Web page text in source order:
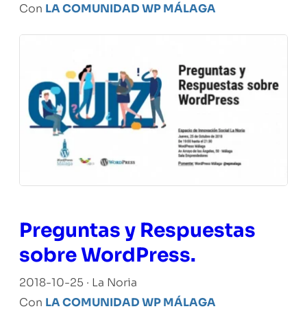
Con LA COMUNIDAD WP MÁLAGA
Preguntas y Respuestas
sobre WordPress.
2018-10-25 · La Noria
Con LA COMUNIDAD WP MÁLAGA